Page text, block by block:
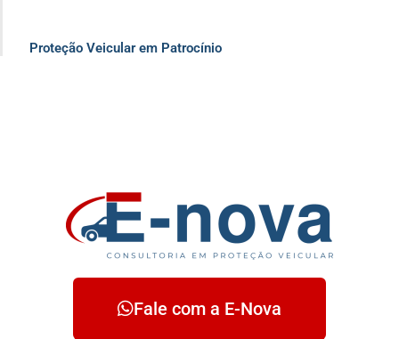
Proteção Veicular em Patrocínio
Fale com a E-Nova